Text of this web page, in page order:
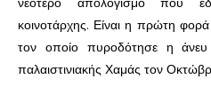
κοινοτάρχης. Είναι η πρώτη
τον οποίο πυροδότησε η
παλαιστινιακής Χαμάς τον